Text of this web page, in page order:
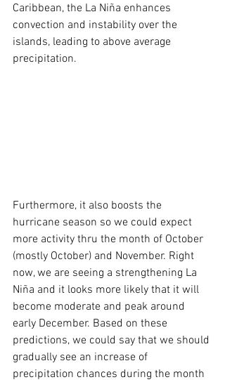
Caribbean, the La Niña enhances
convection and instability over the
islands, leading to above average
precipitation.
Furthermore, it also boosts the
hurricane season so we could expect
more activity thru the month of October
(mostly October) and November. Right
now, we are seeing a strengthening La
Niña and it looks more likely that it will
become moderate and peak around
early December. Based on these
predictions, we could say that we should
gradually see an increase of
precipitation chances during the month